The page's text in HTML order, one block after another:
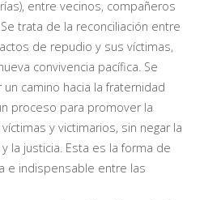
entre vecinos, compañeros
Se trata de la reconciliación entre
de repudio y sus víctimas,
convivencia pacífica. Se
camino hacia la fraternidad
proceso para promover la
y victimarios, sin negar la
la justicia. Esta es la forma de
e indispensable entre las